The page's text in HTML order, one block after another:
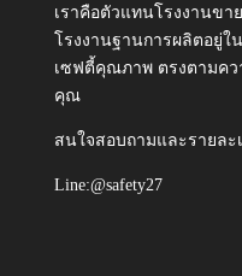
เราคือตัวแทนโรงงานขา
โรงงานฐานการผลิตอยู่ใ
เซฟตี้คุณภาพ ตรงตามค
คุณ
สนใจสอบถามและรายละ
Line:@safety27